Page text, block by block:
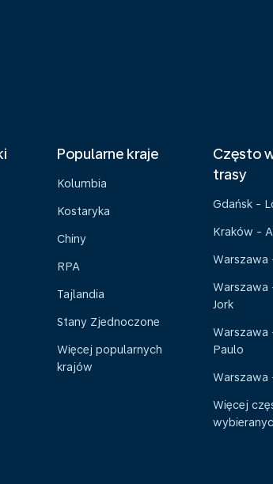
Popularne kraje
Kolumbia
Kostaryka
Chiny
RPA
Tajlandia
Stany Zjednoczone
Więcej popularnych
krajów
Często
trasy
Gdańsk -
Kraków -
Jork
Warszawa
Paulo
Warszawa
Więcej